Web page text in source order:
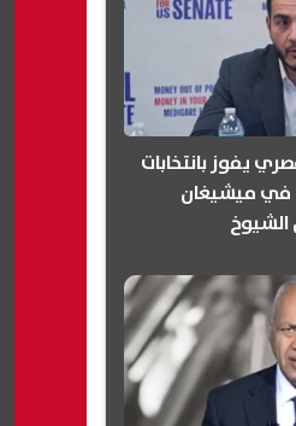
يفوز بانتخابات
في ميشيغان